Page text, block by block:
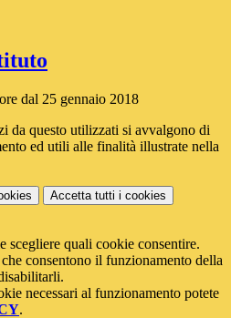
dal 25 gennaio 2018
da questo utilizzati si avvalgono di
ed utili alle finalità illustrate nella
Accetta tutti i cookies
scegliere quali cookie consentire.
consentono il funzionamento della
necessari al funzionamento potete
.